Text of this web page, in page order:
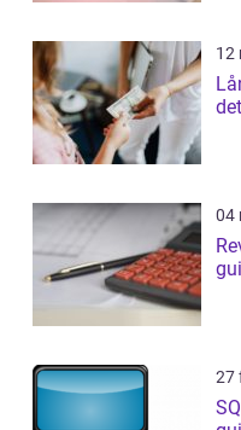
12
Lån
04
27